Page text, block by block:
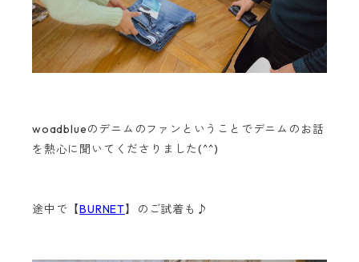
woadblueのデニムのファンということでデニムのお話
を熱心に聞いてくださりました(^^)
途中で【BURNET】のご試着も♪